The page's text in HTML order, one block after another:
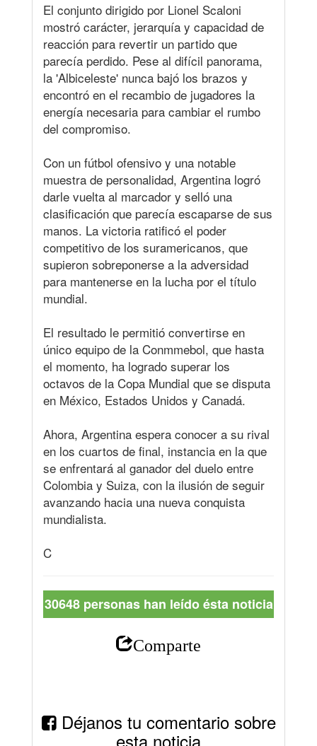
El conjunto dirigido por Lionel Scaloni
mostró carácter, jerarquía y capacidad de
reacción para revertir un partido que
parecía perdido. Pese al difícil panorama,
la 'Albiceleste' nunca bajó los brazos y
encontró en el recambio de jugadores la
energía necesaria para cambiar el rumbo
del compromiso.
Con un fútbol ofensivo y una notable
muestra de personalidad, Argentina logró
darle vuelta al marcador y selló una
clasificación que parecía escaparse de sus
manos. La victoria ratificó el poder
competitivo de los suramericanos, que
supieron sobreponerse a la adversidad
para mantenerse en la lucha por el título
mundial.
El resultado le permitió convertirse en
único equipo de la Conmmebol, que hasta
el momento, ha logrado superar los
octavos de la Copa Mundial que se disputa
en México, Estados Unidos y Canadá.
Ahora, Argentina espera conocer a su rival
en los cuartos de final, instancia en la que
se enfrentará al ganador del duelo entre
Colombia y Suiza, con la ilusión de seguir
avanzando hacia una nueva conquista
mundialista.
C
30648 personas han leído ésta noticia
Comparte
Déjanos tu comentario sobre
esta noticia